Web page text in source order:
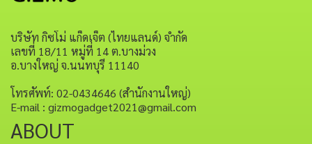
บริษัท กิซโม่ แก็ดเจ็ต (ไทยแลนด์) จำกัด
เลขที่ 18/11 หมู่ที่ 14 ต.บางม่วง
อ.บางใหญ่ จ.นนทบุรี 11140
โทรศัพท์: 02-0434646 (สำนักงานใหญ่)
E-mail : gizmogadget2021@gmail.com
ABOUT